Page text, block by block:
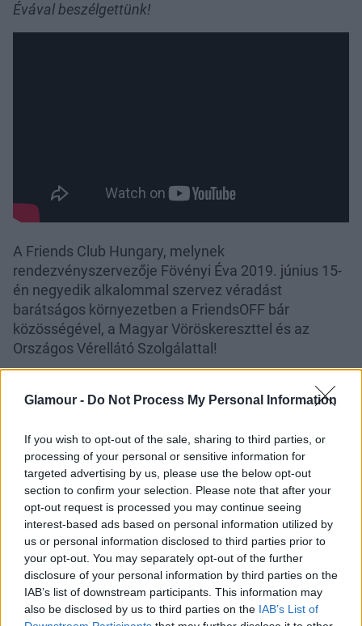
Glamour - Do Not Process My Personal Information
If you wish to opt-out of the sale, sharing to third parties, or
processing of your personal or sensitive information for
targeted advertising by us, please use the below opt-out
section to confirm your selection. Please note that after your
opt-out request is processed you may continue seeing
interest-based ads based on personal information utilized by
us or personal information disclosed to third parties prior to
your opt-out. You may separately opt-out of the further
disclosure of your personal information by third parties on the
IAB’s list of downstream participants. This information may
also be disclosed by us to third parties on the IAB’s List of
Évával beszélgettünk!
A Friends Club Hungary, melynek
rendezvényszervezője Fövényi Éva 2019. június 15-
én negyedik alkalommal szervez véradást
barátságos környezetben a FriendsOFF bár
közösségével, a Magyar Vöröskereszttel és az
Országos Vérellátó Szolgálattal!
A véradókat meglepetésekkel várják!
Program:
11:00 - 18:00 Vért & Életet adunk jókedvvel és
Barátokkal
19:00 - 21:00 Beváltjuk az italkuponokat és őrületes
italakciókkal melegítünk
21:00 - kifulladásig buli DJ-vel és Veletek